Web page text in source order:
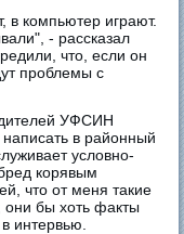
в компьютер играют.
- рассказал
что, если он
проблемы с
УФСИН
в районный
условно-
корявым
что от меня такие
они бы хоть факты
интервью.